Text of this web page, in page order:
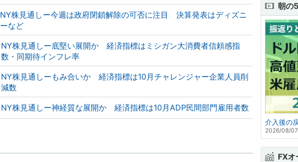
NY株見通しー今週は政府閉鎖解除の可否に注目 決算発表はディズニ
ーなど
NY株見通しー底堅い展開か 経済指標はミシガン大消費者信頼感指
数・同期待インフレ率
NY株見通しーもみ合いか 経済指標は10月チャレンジャー企業人員削
減数
NY株見通しー神経質な展開か 経済指標は10月ADP民間部門雇用者数
朝の
介入後の
2026/08/
FXオ